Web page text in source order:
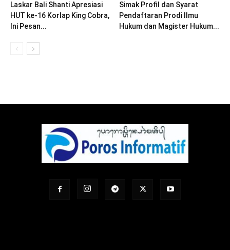
Laskar Bali Shanti Apresiasi
HUT ke-16 Korlap King Cobra,
Ini Pesan...
Simak Profil dan Syarat
Pendaftaran Prodi Ilmu
Hukum dan Magister Hukum...